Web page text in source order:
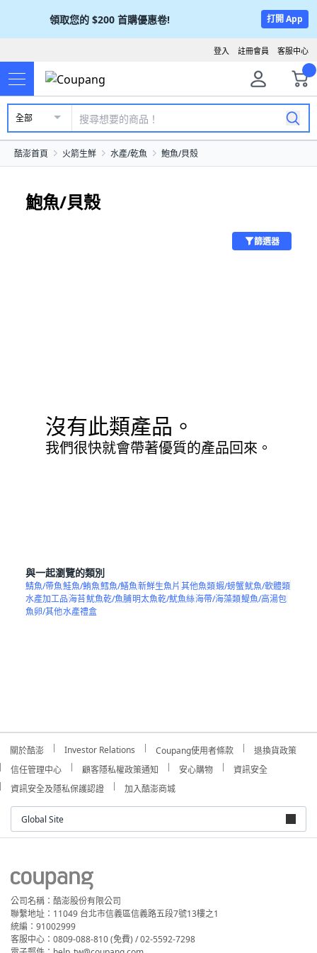
領取您的 $200 首購優惠卷! 打開 App
客服中心
註冊會員
登入
全部
酷澎首頁 火箭生鮮 水產/乾魚 鮑魚/貝殼
鮑魚/貝殼
篩選器
沒有此類產品。
我們很快就會帶著優質的產品回來。
與一起瀏覽的類別
鯖魚/帶魚鮭魚/鮪魚鱈魚/鱔魚新鮮生魚片其他魚類蝦/螃蟹魷魚/軟體類
水產加工品海苔魷魚乾/魚脯明太魚乾/魷魚絲海帶/海藻類鯷魚/高湯包
魚卵/其他水產禮盒
關於酷澎 Investor Relations Coupang使用者條款
退換貨政策
信任管理中心
顧客隱私權政策通知 安心購物
資訊安全
資訊安全及隱私保護認證
加入酷澎商城
Global Site
公司名稱：酷澎股份有限公司
聯繫地址：11049 台北市信義區信義路五段7號13樓之1
統編：91002999
客服中心：0809-088-810 (免費) / 02-5592-7298